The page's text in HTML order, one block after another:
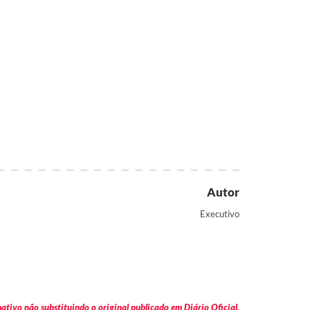
Autor
Executivo
não substituindo o original publicado em Diário Oficial.